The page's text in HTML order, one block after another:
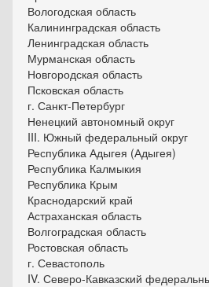
Вологодская область
Калининградская область
Ленинградская область
Мурманская область
Новгородская область
Псковская область
г. Санкт-Петербург
Ненецкий автономный округ
III. Южный федеральный округ
Республика Адыгея (Адыгея)
Республика Калмыкия
Республика Крым
Краснодарский край
Астраханская область
Волгоградская область
Ростовская область
г. Севастополь
IV. Северо-Кавказский